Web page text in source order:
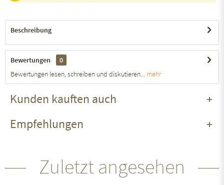
Beschreibung
Bewertungen
0
Bewertungen lesen, schreiben und diskutieren...
mehr
Kunden kauften auch
Empfehlungen
Zuletzt angesehen